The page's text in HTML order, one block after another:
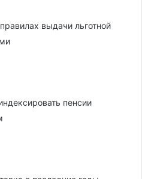
выдачи льготной
пенсии